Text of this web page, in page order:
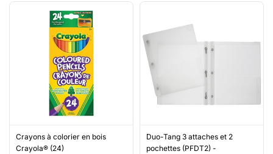
Crayons à colorier en bois
Crayola® (24)
Duo-Tang 3 attaches et 2
pochettes (PFDT2) -